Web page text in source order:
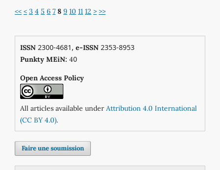
<< < 3 4 5 6 7 8 9 10 11 12 > >>
ISSN2300-4681, e-ISSN2353-8953
Punkty MEiN: 40
Open Access Policy
All articles available under Attribution 4.0 International
(CC BY 4.0).
Faire une soumission